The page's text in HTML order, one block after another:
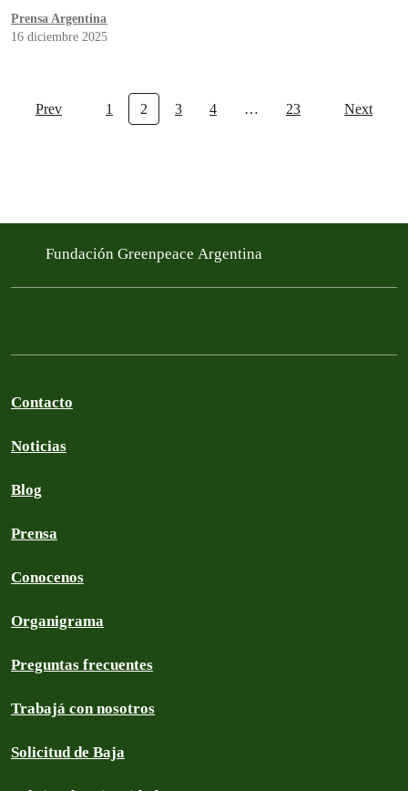
Prensa Argentina
16 diciembre 2025
Prev 1 2 3 4 … 23 Next
Fundación Greenpeace Argentina
Contacto
Noticias
Blog
Prensa
Conocenos
Organigrama
Preguntas frecuentes
Trabajá con nosotros
Solicitud de Baja